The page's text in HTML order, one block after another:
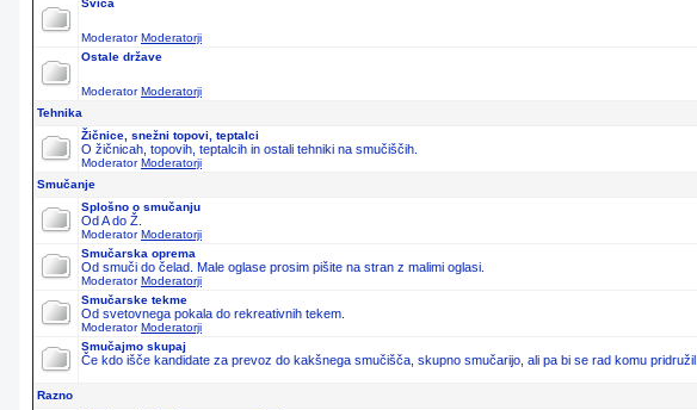
Švica
ModeratorModeratorji
Ostale države
ModeratorModeratorji
Tehnika
Žičnice, snežni topovi, teptalci
O žičnicah, topovih, teptalcih in ostali tehniki na smučiščih.
ModeratorModeratorji
Smučanje
Splošno o smučanju
Od A do Ž.
ModeratorModeratorji
Smučarska oprema
Od smuči do čelad. Male oglase prosim pišite na stran z malimi oglasi.
ModeratorModeratorji
Smučarske tekme
Od svetovnega pokala do rekreativnih tekem.
ModeratorModeratorji
Smučajmo skupaj
Če kdo išče kandidate za prevoz do kakšnega smučišča, skupno smučarijo, ali pa bi se rad komu pridružil.
Razno